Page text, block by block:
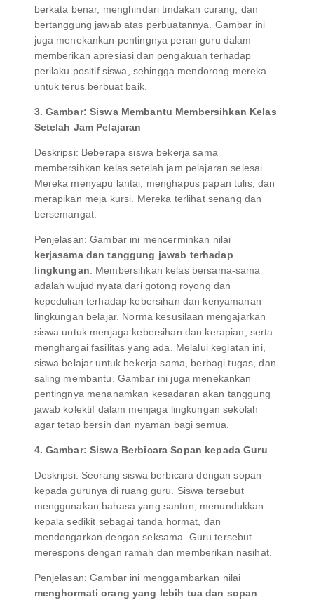
berkata benar, menghindari tindakan curang, dan
bertanggung jawab atas perbuatannya. Gambar ini
juga menekankan pentingnya peran guru dalam
memberikan apresiasi dan pengakuan terhadap
perilaku positif siswa, sehingga mendorong mereka
untuk terus berbuat baik.
3. Gambar: Siswa Membantu Membersihkan Kelas
Setelah Jam Pelajaran
Deskripsi: Beberapa siswa bekerja sama
membersihkan kelas setelah jam pelajaran selesai.
Mereka menyapu lantai, menghapus papan tulis, dan
merapikan meja kursi. Mereka terlihat senang dan
bersemangat.
Penjelasan: Gambar ini mencerminkan nilai
kerjasama dan tanggung jawab terhadap
lingkungan . Membersihkan kelas bersama-sama
adalah wujud nyata dari gotong royong dan
kepedulian terhadap kebersihan dan kenyamanan
lingkungan belajar. Norma kesusilaan mengajarkan
siswa untuk menjaga kebersihan dan kerapian, serta
menghargai fasilitas yang ada. Melalui kegiatan ini,
siswa belajar untuk bekerja sama, berbagi tugas, dan
saling membantu. Gambar ini juga menekankan
pentingnya menanamkan kesadaran akan tanggung
jawab kolektif dalam menjaga lingkungan sekolah
agar tetap bersih dan nyaman bagi semua.
4. Gambar: Siswa Berbicara Sopan kepada Guru
Deskripsi: Seorang siswa berbicara dengan sopan
kepada gurunya di ruang guru. Siswa tersebut
menggunakan bahasa yang santun, menundukkan
kepala sedikit sebagai tanda hormat, dan
mendengarkan dengan seksama. Guru tersebut
merespons dengan ramah dan memberikan nasihat.
Penjelasan: Gambar ini menggambarkan nilai
menghormati orang yang lebih tua dan sopan